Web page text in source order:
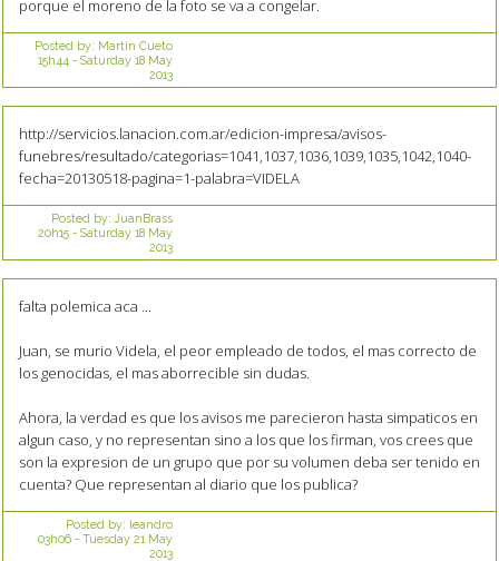
porque el moreno de la foto se va a congelar.
Posted by: Martin Cueto
15h44 - Saturday 18 May
2013
http://servicios.lanacion.com.ar/edicion-impresa/avisos-
funebres/resultado/categorias=1041,1037,1036,1039,1035,1042,1040-
fecha=20130518-pagina=1-palabra=VIDELA
Posted by: JuanBrass
20h15- Saturday 18 May
2013
falta polemica aca ...
Juan, se murio Videla, el peor empleado de todos, el mas correcto de
los genocidas, el mas aborrecible sin dudas.
Ahora, la verdad es que los avisos me parecieron hasta simpaticos en
algun caso, y no representan sino a los que los firman, vos crees que
son la expresion de un grupo que por su volumen deba ser tenido en
cuenta? Que representan al diario que los publica?
Posted by: leandro
03h06- Tuesday 21 May
2013